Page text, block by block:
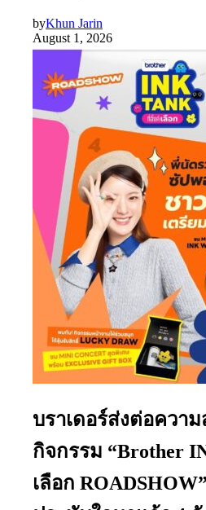
byKhun Jarin
August 1, 2026
บราเดอร์ส่งต่อควา
กิจกรรม “Brother
เลือก